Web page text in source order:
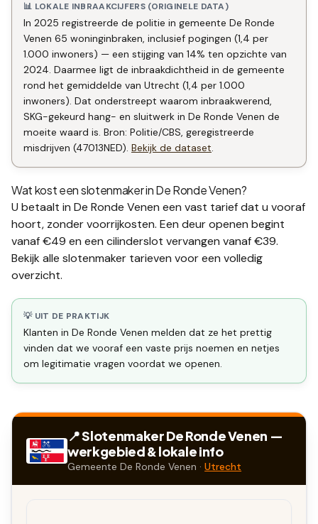
📊 LOKALE INBRAAKCIJFERS (ORIGINELE DATA)
In 2025 registreerde de politie in gemeente De Ronde
Venen 65 woninginbraken, inclusief pogingen (1,4 per
1.000 inwoners) — een stijging van 14% ten opzichte van
2024. Daarmee ligt de inbraakdichtheid in de gemeente
rond het gemiddelde van Utrecht (1,4 per 1.000
inwoners). Dat onderstreept waarom inbraakwerend,
SKG-gekeurd hang- en sluitwerk in De Ronde Venen de
moeite waard is. Bron: Politie/CBS, geregistreerde
misdrijven (47013NED). Bekijk de dataset.
Wat kost een slotenmaker inDe Ronde Venen?
U betaalt in De Ronde Venen een vast tarief dat u vooraf
hoort, zonder voorrijkosten. Een deur openen begint
vanaf €49 en een cilinderslot vervangen vanaf €39.
Bekijk alle slotenmaker tarieven voor een volledig
overzicht.
💡 UIT DE PRAKTIJK
Klanten in De Ronde Venen melden dat ze het prettig
vinden dat we vooraf een vaste prijs noemen en netjes
om legitimatie vragen voordat we openen.
📍 SlotenmakerDe Ronde Venen —
werkgebied & lokale info
GemeenteDe Ronde Venen ·Utrecht